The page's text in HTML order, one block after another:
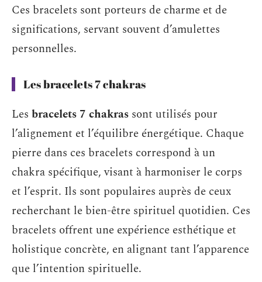
Ces bracelets sont porteurs de charme et de
significations, servant souvent d’amulettes
personnelles.
Les bracelets 7 chakras
Les bracelets 7 chakras sont utilisés pour
l’alignement et l’équilibre énergétique. Chaque
pierre dans ces bracelets correspond à un
chakra spécifique, visant à harmoniser le corps
et l’esprit. Ils sont populaires auprès de ceux
recherchant le bien-être spirituel quotidien. Ces
bracelets offrent une expérience esthétique et
holistique concrète, en alignant tant l’apparence
que l’intention spirituelle.